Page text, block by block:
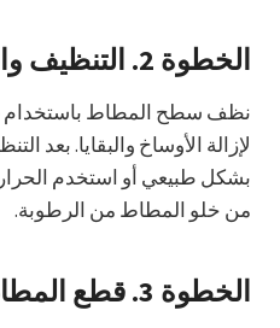
الخطوة 2. التنظيف
نظف سطح المطاط باستخدام
لإزالة الأوساخ والبقايا. بعد
بشكل طبيعي أو استخدم
من خلو المطاط من الرطوبة.
الخطوة 3. قطع